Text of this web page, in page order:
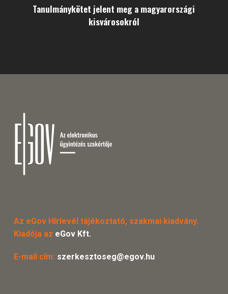
Tanulmánykötet jelent meg a magyarországi
kisvárosokról
Az eGov Hírlevél tájékoztató, szakmai kiadvány.
Kiadója az eGov Kft.
E-mail cím: szerkesztoseg@egov.hu